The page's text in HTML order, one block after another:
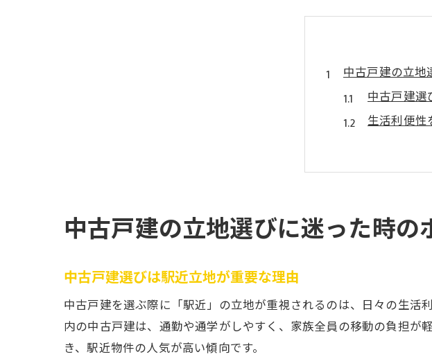
中古戸建の立
中古戸建選
生活利便性
中古戸建
岸和田市で
理想の住まい
中古戸建で
中古戸建×
中古戸建の立地選びに迷った時の
中古戸建選びは駅近立地が重要な理由
中古戸建を選ぶ際に「駅近」の立地が重視されるのは、日々の生
内の中古戸建は、通勤や通学がしやすく、家族全員の移動の負担が
き、駅近物件の人気が高い傾向です。